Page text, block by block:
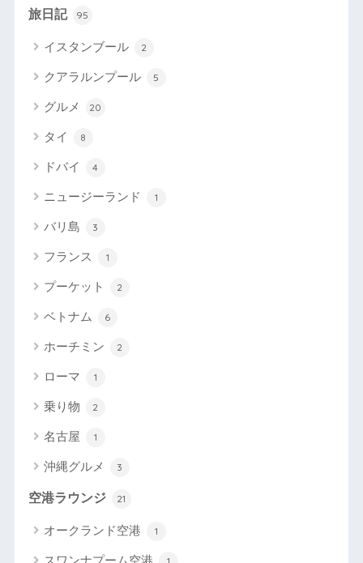
旅日記 95
イスタンブール 2
クアラルンプール 5
グルメ 20
タイ 8
ドバイ 4
ニュージーランド 1
バリ島 3
フランス 1
プーケット 2
ベトナム 6
ホーチミン 2
ローマ 1
乗り物 2
名古屋 1
沖縄グルメ 3
空港ラウンジ 21
オークランド空港 1